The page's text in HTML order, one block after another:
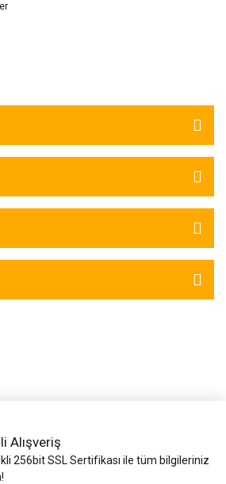
Alışveriş
256bit SSL Sertifikası ile tüm bilgileriniz